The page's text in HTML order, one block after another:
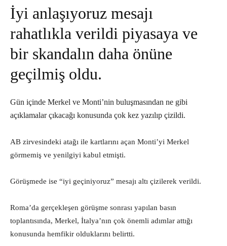
İyi anlaşıyoruz mesajı
rahatlıkla verildi piyasaya ve
bir skandalın daha önüne
geçilmiş oldu.
Gün içinde Merkel ve Monti’nin buluşmasından ne gibi
açıklamalar çıkacağı konusunda çok kez yazılıp çizildi.
AB zirvesindeki atağı ile kartlarını açan Monti’yi Merkel
görmemiş ve yenilgiyi kabul etmişti.
Görüşmede ise “iyi geçiniyoruz” mesajı altı çizilerek verildi.
Roma’da gerçekleşen görüşme sonrası yapılan basın
toplantısında, Merkel, İtalya’nın çok önemli adımlar attığı
konusunda hemfikir olduklarını belirtti.